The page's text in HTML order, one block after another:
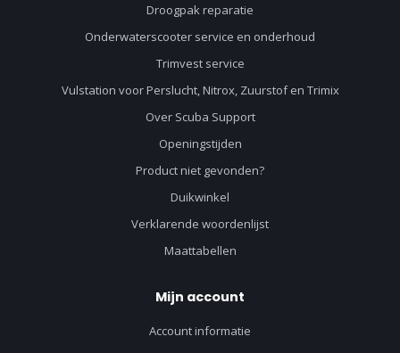
Droogpak reparatie
Onderwaterscooter service en onderhoud
Trimvest service
Vulstation voor Perslucht, Nitrox, Zuurstof en Trimix
Over Scuba Support
Openingstijden
Product niet gevonden?
Duikwinkel
Verklarende woordenlijst
Maattabellen
Mijn account
Account informatie